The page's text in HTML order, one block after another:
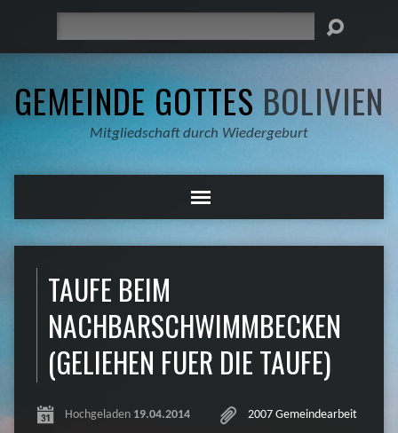
GEMEINDE GOTTES BOLIVIEN
Mitgliedschaft durch Wiedergeburt
TAUFE BEIM
NACHBARSCHWIMMBECKEN
(GELIEHEN FUER DIE TAUFE)
Hochgeladen 19.04.2014 2007 Gemeindearbeit